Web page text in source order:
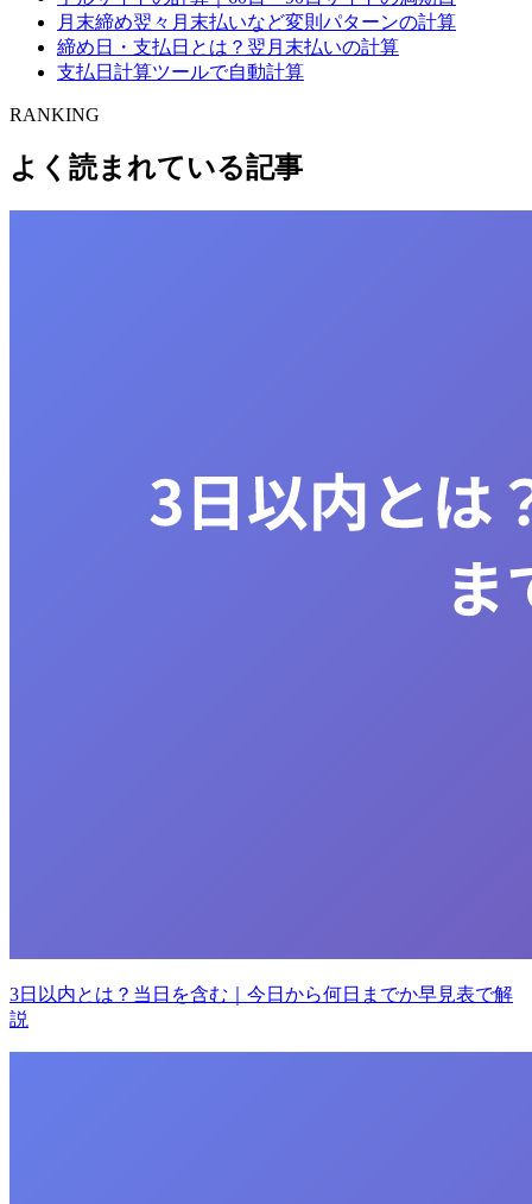
月末締め翌々月末払いなど変則パターンの計算
締め日・支払日とは？翌月末払いの計算
支払日計算ツールで自動計算
RANKING
よく読まれている記事
3日以内とは？当日を含む｜今日から何日までか早見表で解
説